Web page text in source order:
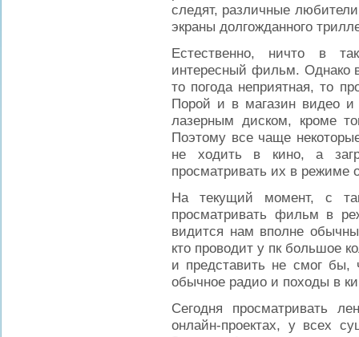
следят, различные
экраны долгожданного
Естественно, ничто в
интересный фильм. Однако
то погода неприятная, то
Порой и в магазин видео и
лазерным диском, кроме
Поэтому все чаще
не ходить в кино, а
просматривать их в режиме
На текущий момент, с
просматривать фильм в
видится нам вполне
кто проводит у пк большое
и представить не смог
обычное радио и походы в
Сегодня просматривать
онлайн-проектах, у всех